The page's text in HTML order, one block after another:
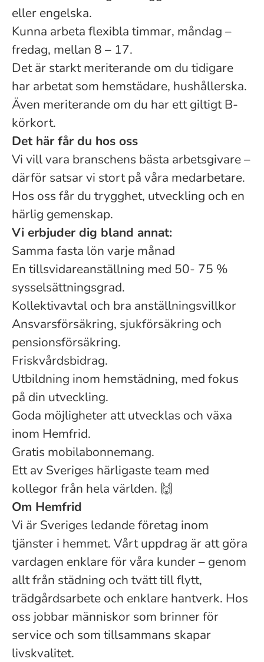
eller engelska.
Kunna arbeta flexibla timmar, måndag –
fredag, mellan 8 – 17.
Det är starkt meriterande om du tidigare
har arbetat som hemstädare, hushållerska.
Även meriterande om du har ett giltigt B-
körkort.
Det här får du hos oss
Vi vill vara branschens bästa arbetsgivare –
därför satsar vi stort på våra medarbetare.
Hos oss får du trygghet, utveckling och en
härlig gemenskap.
Vi erbjuder dig bland annat:
Samma fasta lön varje månad
En tillsvidareanställning med 50- 75 %
sysselsättningsgrad.
Kollektivavtal och bra anställningsvillkor
Ansvarsförsäkring, sjukförsäkring och
pensionsförsäkring.
Friskvårdsbidrag.
Utbildning inom hemstädning, med fokus
på din utveckling.
Goda möjligheter att utvecklas och växa
inom Hemfrid.
Gratis mobilabonnemang.
Ett av Sveriges härligaste team med
kollegor från hela världen. 🙌
Om Hemfrid
Vi är Sveriges ledande företag inom
tjänster i hemmet. Vårt uppdrag är att göra
vardagen enklare för våra kunder – genom
allt från städning och tvätt till flytt,
trädgårdsarbete och enklare hantverk. Hos
oss jobbar människor som brinner för
service och som tillsammans skapar
livskvalitet.